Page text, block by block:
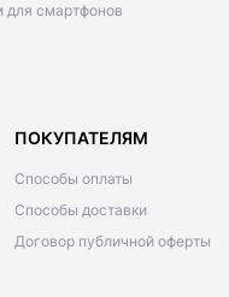
для смартфонов
ПОКУПАТЕЛЯМ
Способы оплаты
Способы доставки
Договор публичной оферты